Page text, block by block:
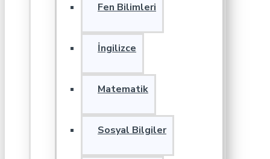
Fen Bilimleri
İngilizce
Matematik
Sosyal Bilgiler